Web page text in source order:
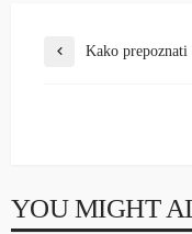
Kako prepoznati
YOU MIGHT